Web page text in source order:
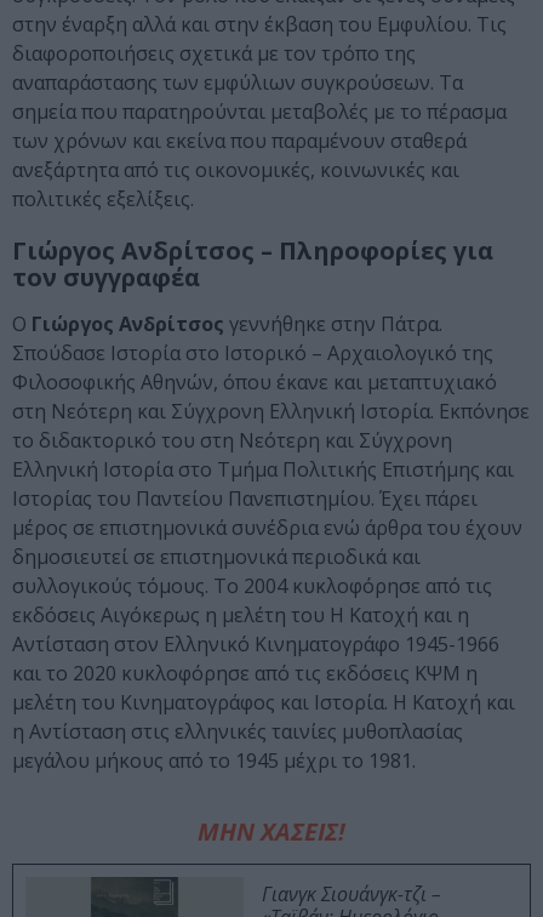
στην έναρξη αλλά και στην έκβαση του Εμφυλίου. Τις
διαφοροποιήσεις σχετικά με τον τρόπο της
αναπαράστασης των εμφύλιων συγκρούσεων. Τα
σημεία που παρατηρούνται μεταβολές με το πέρασμα
των χρόνων και εκείνα που παραμένουν σταθερά
ανεξάρτητα από τις οικονομικές, κοινωνικές και
πολιτικές εξελίξεις.
Γιώργος Ανδρίτσος – Πληροφορίες για
τον συγγραφέα
Ο Γιώργος Ανδρίτσος γεννήθηκε στην Πάτρα.
Σπούδασε Ιστορία στο Ιστορικό – Αρχαιολογικό της
Φιλοσοφικής Αθηνών, όπου έκανε και μεταπτυχιακό
στη Νεότερη και Σύγχρονη Ελληνική Ιστορία. Εκπόνησε
το διδακτορικό του στη Νεότερη και Σύγχρονη
Ελληνική Ιστορία στο Τμήμα Πολιτικής Επιστήμης και
Ιστορίας του Παντείου Πανεπιστημίου. Έχει πάρει
μέρος σε επιστημονικά συνέδρια ενώ άρθρα του έχουν
δημοσιευτεί σε επιστημονικά περιοδικά και
συλλογικούς τόμους. Το 2004 κυκλοφόρησε από τις
εκδόσεις Αιγόκερως η μελέτη του Η Κατοχή και η
Αντίσταση στον Ελληνικό Κινηματογράφο 1945-1966
και το 2020 κυκλοφόρησε από τις εκδόσεις ΚΨΜ η
μελέτη του Κινηματογράφος και Ιστορία. Η Κατοχή και
η Αντίσταση στις ελληνικές ταινίες μυθοπλασίας
μεγάλου μήκους από το 1945 μέχρι το 1981.
ΜΗΝ ΧΑΣΕΙΣ!
Γιανγκ Σιουάνγκ-τζι –